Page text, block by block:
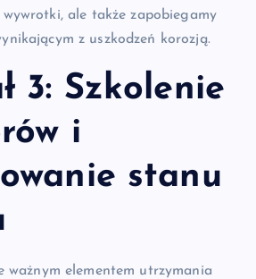
ale także zapobiegamy
z uszkodzeń korozją.
3: Szkolenie
i
stanu
ważnym elementem utrzymania